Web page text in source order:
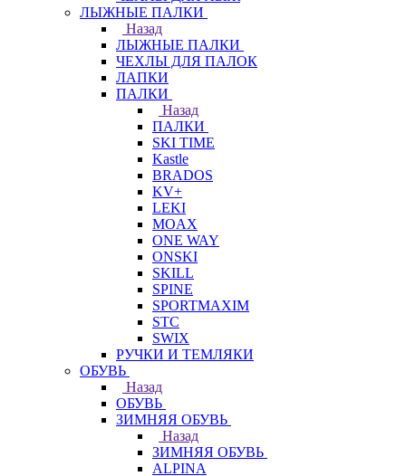
ЛЫЖНЫЕ ПАЛКИ
Назад
ЛЫЖНЫЕ ПАЛКИ
ЧЕХЛЫ ДЛЯ ПАЛОК
ЛАПКИ
ПАЛКИ
Назад
ПАЛКИ
SKI TIME
Kastle
BRADOS
KV+
LEKI
MOAX
ONE WAY
ONSKI
SKILL
SPINE
SPORTMAXIM
STC
SWIX
РУЧКИ И ТЕМЛЯКИ
ОБУВЬ
Назад
ОБУВЬ
ЗИМНЯЯ ОБУВЬ
Назад
ЗИМНЯЯ ОБУВЬ
ALPINA